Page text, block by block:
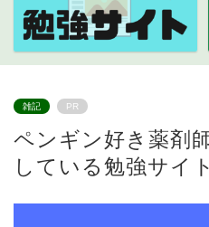
雑記 PR
ペンギン好き薬剤
している勉強サイ